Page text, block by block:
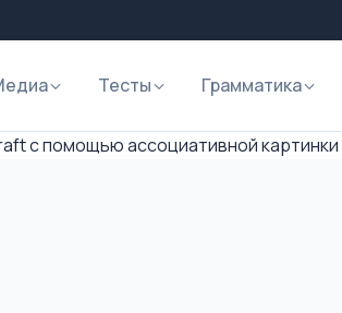
Тесты Грамматика
с помощью ассоциативной картинки